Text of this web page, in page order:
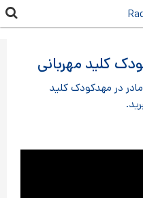
محتوای
کلید مهربانی
در مهدکودک کلید